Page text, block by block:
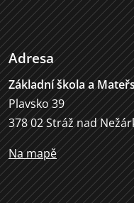
Adresa
Základní škola a
Plavsko 39
378 02 Stráž nad
Na mapě